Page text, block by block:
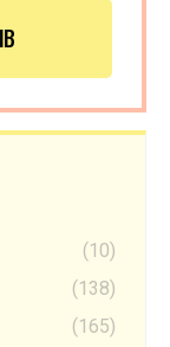
(10)
(138)
(165)